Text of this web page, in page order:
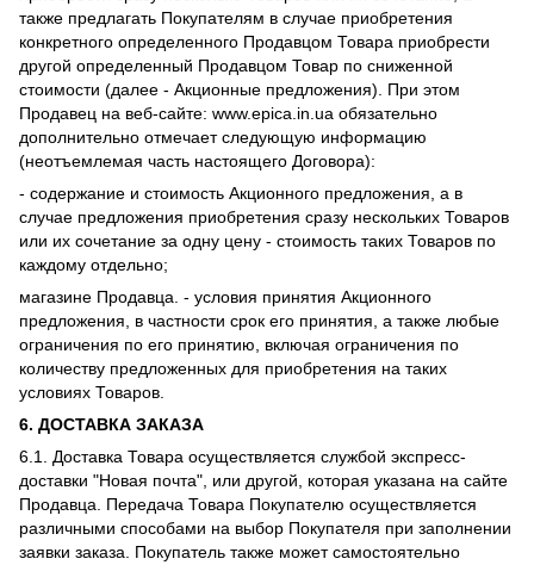
также предлагать Покупателям в случае приобретения
конкретного определенного Продавцом Товара приобрести
другой определенный Продавцом Товар по сниженной
стоимости (далее - Акционные предложения). При этом
Продавец на веб-сайте: www.epica.in.ua обязательно
дополнительно отмечает следующую информацию
(неотъемлемая часть настоящего Договора):
- содержание и стоимость Акционного предложения, а в
случае предложения приобретения сразу нескольких Товаров
или их сочетание за одну цену - стоимость таких Товаров по
каждому отдельно;
магазине Продавца. - условия принятия Акционного
предложения, в частности срок его принятия, а также любые
ограничения по его принятию, включая ограничения по
количеству предложенных для приобретения на таких
условиях Товаров.
6. ДОСТАВКА ЗАКАЗА
6.1. Доставка Товара осуществляется службой экспресс-
доставки "Новая почта", или другой, которая указана на сайте
Продавца. Передача Товара Покупателю осуществляется
различными способами на выбор Покупателя при заполнении
заявки заказа. Покупатель также может самостоятельно